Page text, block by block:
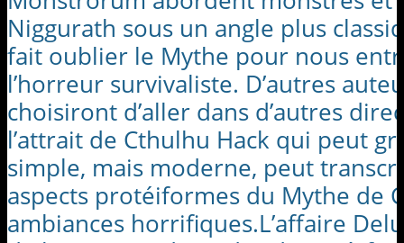
Niggurath sous un angle plus
fait oublier le Mythe pour nous
l’horreur survivaliste. D’autres
choisiront d’aller dans d’autres
l’attrait de Cthulhu Hack qui peut
simple, mais moderne, peut
aspects protéiformes du Mythe de
ambiances horrifiques.L’affaire